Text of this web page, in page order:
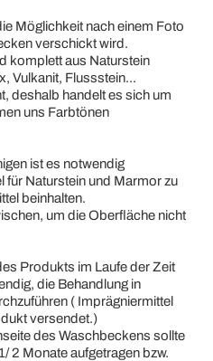
Möglichkeit nach einem Foto
verschickt wird.
komplett aus Naturstein
Vulkanit, Flussstein...
deshalb handelt es sich um
uns Farbtönen
ist es notwendig
für Naturstein und Marmor zu
beinhalten.
um die Oberfläche nicht
Produkts im Laufe der Zeit
die Behandlung in
( Imprägniermittel
versendet.)
des Waschbeckens sollte
2 Monate aufgetragen bzw.